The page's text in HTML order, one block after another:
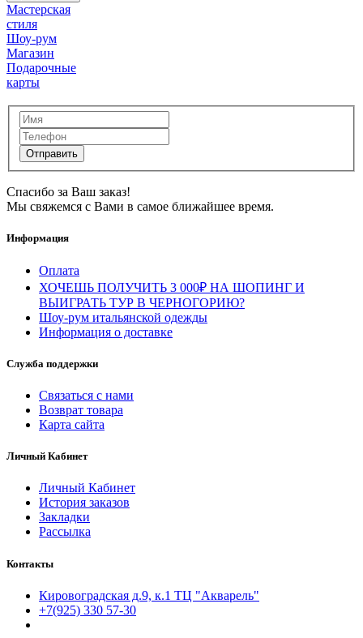
Мастерская
стиля
Шоу-рум
Магазин
Подарочные
карты
Спасибо за Ваш заказ!
Мы свяжемся с Вами в самое ближайшее время.
Информация
Оплата
ХОЧЕШЬ ПОЛУЧИТЬ 3 000₽ НА ШОПИНГ И
ВЫИГРАТЬ ТУР В ЧЕРНОГОРИЮ?
Шоу-рум итальянской одежды
Информация о доставке
Служба поддержки
Связаться с нами
Возврат товара
Карта сайта
Личный Кабинет
Личный Кабинет
История заказов
Закладки
Рассылка
Контакты
Кировоградская д.9, к.1 ТЦ "Акварель"
+7(925) 330 57-30